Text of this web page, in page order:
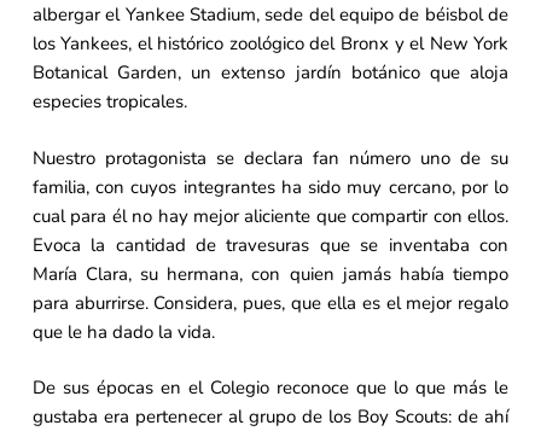
albergar el Yankee Stadium, sede del equipo de béisbol de
los Yankees, el histórico zoológico del Bronx y el New York
Botanical Garden, un extenso jardín botánico que aloja
especies tropicales.
Nuestro protagonista se declara fan número uno de su
familia, con cuyos integrantes ha sido muy cercano, por lo
cual para él no hay mejor aliciente que compartir con ellos.
Evoca la cantidad de travesuras que se inventaba con
María Clara, su hermana, con quien jamás había tiempo
para aburrirse. Considera, pues, que ella es el mejor regalo
que le ha dado la vida.
De sus épocas en el Colegio reconoce que lo que más le
gustaba era pertenecer al grupo de los Boy Scouts: de ahí